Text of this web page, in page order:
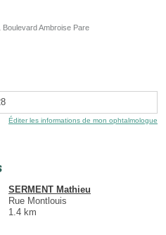
Ambroise Pare
Éditer les informations de mon ophtalmologue
SERMENT Mathieu
Rue Montlouis
1.4 km